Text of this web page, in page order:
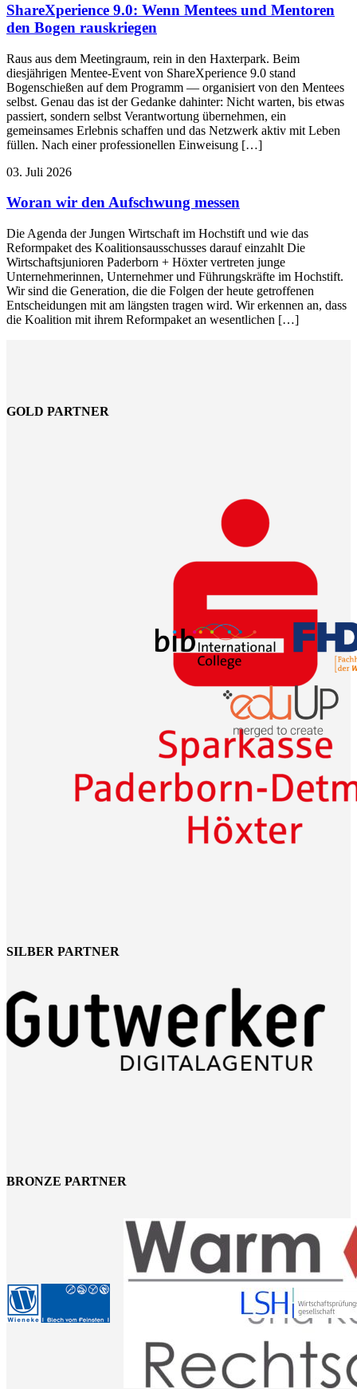
ShareXperience 9.0: Wenn Mentees und Mentoren
den Bogen rauskriegen
Raus aus dem Meetingraum, rein in den Haxterpark. Beim
diesjährigen Mentee-Event von ShareXperience 9.0 stand
Bogenschießen auf dem Programm — organisiert von den Mentees
selbst. Genau das ist der Gedanke dahinter: Nicht warten, bis etwas
passiert, sondern selbst Verantwortung übernehmen, ein
gemeinsames Erlebnis schaffen und das Netzwerk aktiv mit Leben
füllen. Nach einer professionellen Einweisung […]
03. Juli 2026
Woran wir den Aufschwung messen
Die Agenda der Jungen Wirtschaft im Hochstift und wie das
Reformpaket des Koalitionsausschusses darauf einzahlt Die
Wirtschaftsjunioren Paderborn + Höxter vertreten junge
Unternehmerinnen, Unternehmer und Führungskräfte im Hochstift.
Wir sind die Generation, die die Folgen der heute getroffenen
Entscheidungen mit am längsten tragen wird. Wir erkennen an, dass
die Koalition mit ihrem Reformpaket an wesentlichen […]
GOLD PARTNER
SILBER PARTNER
BRONZE PARTNER